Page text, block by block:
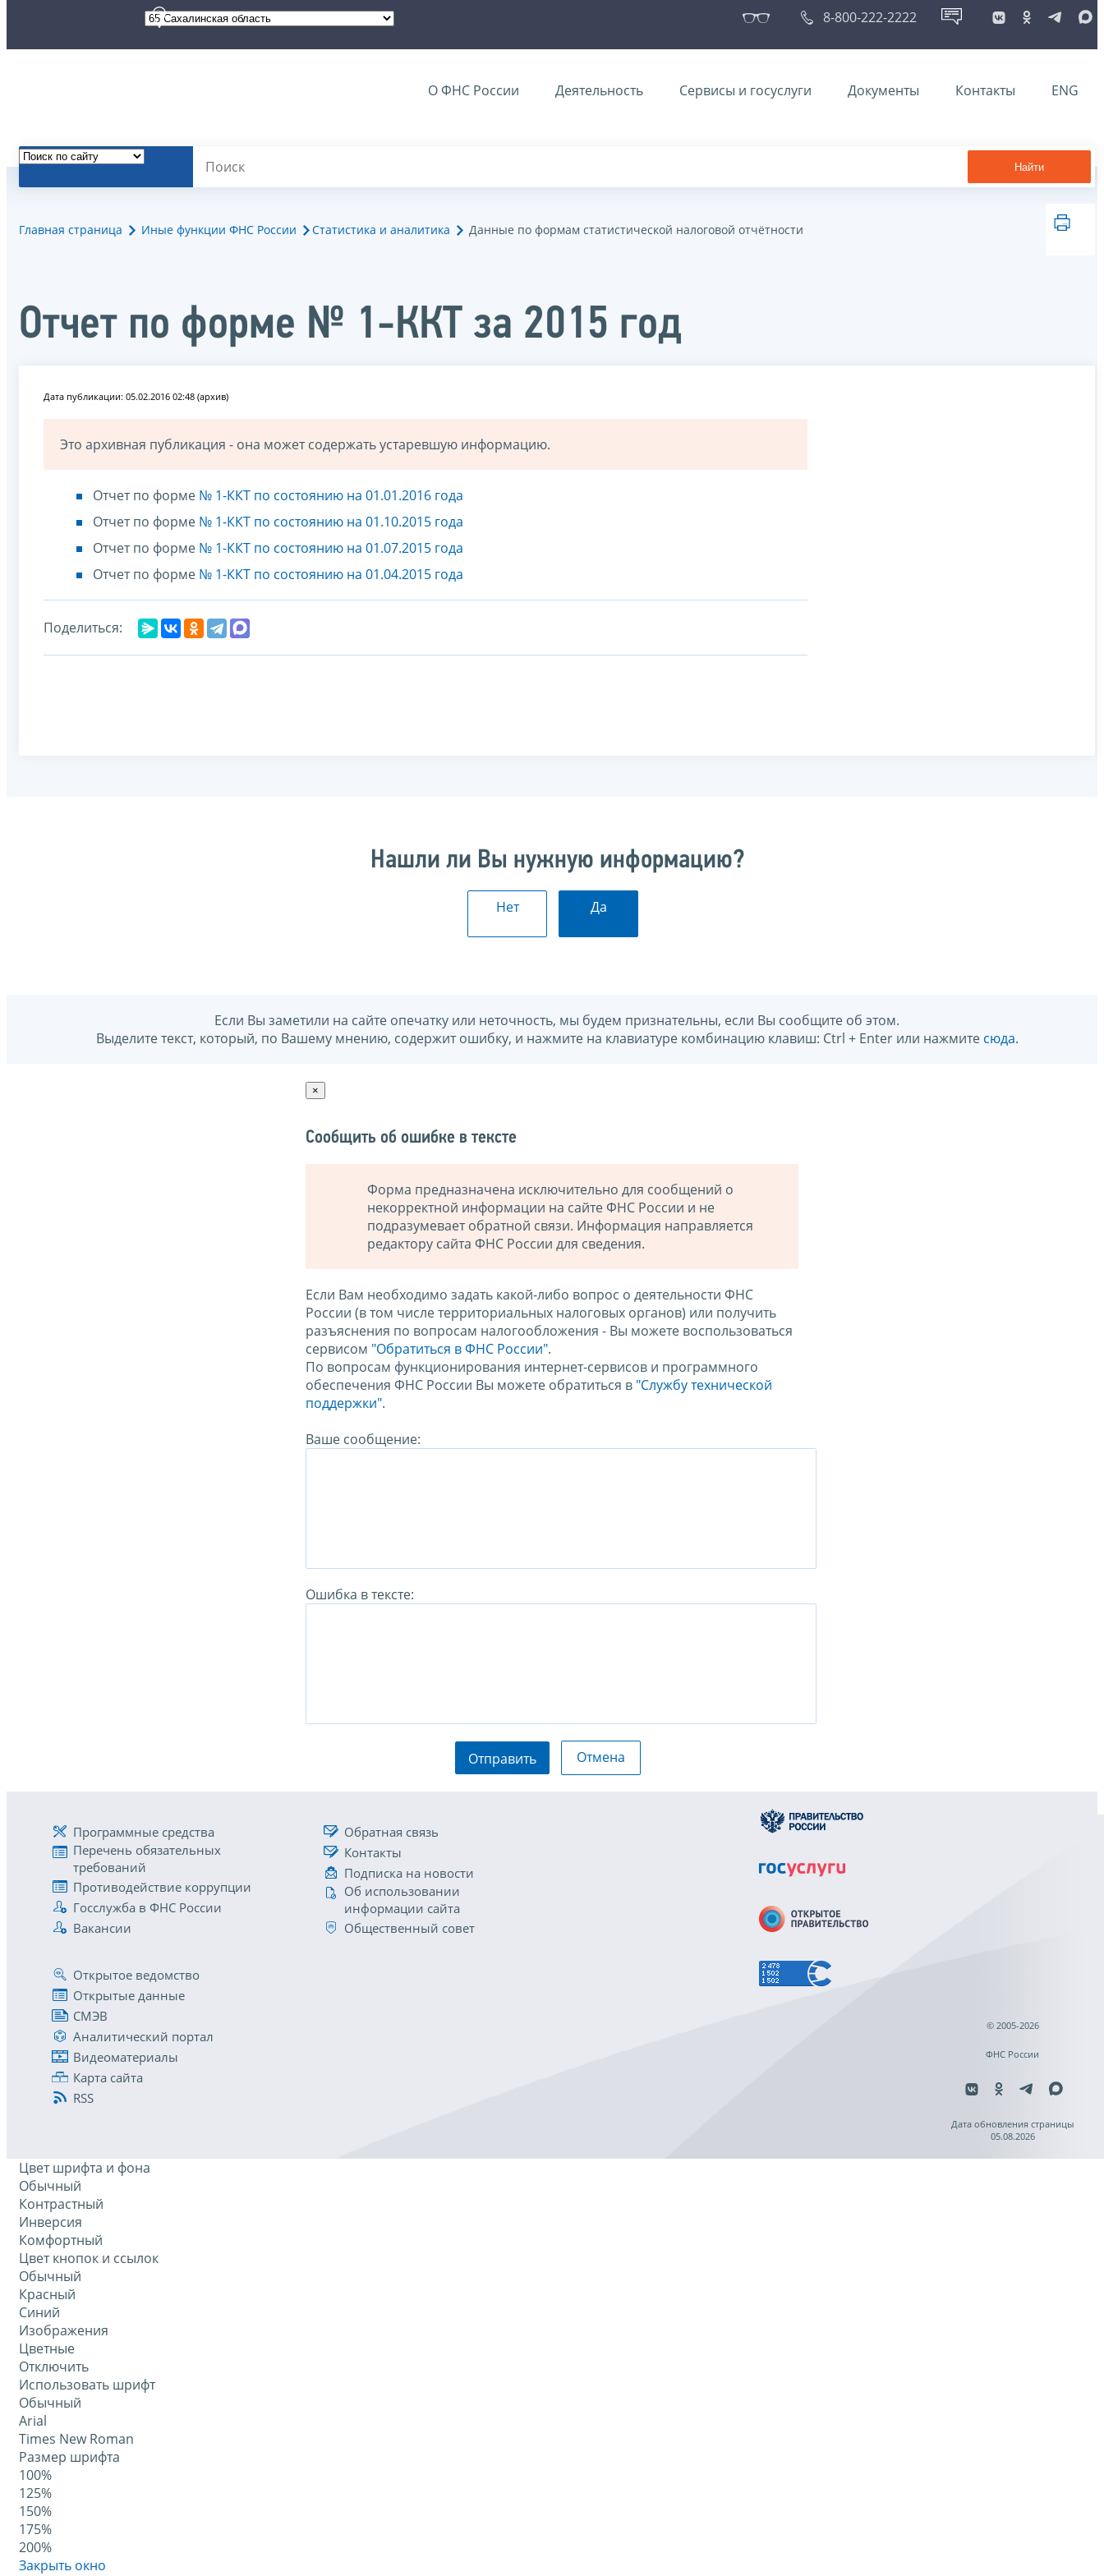
8-800-222-2222
О ФНС России Деятельность Сервисы и госуслуги Документы Контакты ENG
Найти
Главная страница Иные функции ФНС России Статистика и аналитика Данные по формам статистической налоговой отчётности
Отчет по форме № 1-ККТ за 2015 год
Дата публикации: 05.02.2016 02:48 (архив)
Это архивная публикация - она может содержать устаревшую информацию.
Отчет по форме № 1-ККТ по состоянию на 01.01.2016 года
Отчет по форме № 1-ККТ по состоянию на 01.10.2015 года
Отчет по форме № 1-ККТ по состоянию на 01.07.2015 года
Отчет по форме № 1-ККТ по состоянию на 01.04.2015 года
Поделиться:
Нашли ли Вы нужную информацию?
Нет Да
Если Вы заметили на сайте опечатку или неточность, мы будем признательны, если Вы сообщите об этом.
Выделите текст, который, по Вашему мнению, содержит ошибку, и нажмите на клавиатуре комбинацию клавиш: Ctrl + Enter или нажмите сюда.
×
Сообщить об ошибке в тексте
Форма предназначена исключительно для сообщений о
некорректной информации на сайте ФНС России и не
подразумевает обратной связи. Информация направляется
редактору сайта ФНС России для сведения.
Если Вам необходимо задать какой-либо вопрос о деятельности ФНС
России (в том числе территориальных налоговых органов) или получить
разъяснения по вопросам налогообложения - Вы можете воспользоваться
сервисом "Обратиться в ФНС России".
По вопросам функционирования интернет-сервисов и программного
обеспечения ФНС России Вы можете обратиться в "Службу технической
поддержки".
Ваше сообщение:
Ошибка в тексте:
Отправить Отмена
Программные средства
Перечень обязательных
требований
Противодействие коррупции
Госслужба в ФНС России
Вакансии
Обратная связь
Контакты
Подписка на новости
Об использовании
информации сайта
Общественный совет
Открытое ведомство
Открытые данные
СМЭВ
Аналитический портал
Видеоматериалы
Карта сайта
RSS
© 2005-2026
ФНС России
Дата обновления страницы
05.08.2026
Цвет шрифта и фона
Обычный
Контрастный
Инверсия
Комфортный
Цвет кнопок и ссылок
Обычный
Красный
Синий
Изображения
Цветные
Отключить
Использовать шрифт
Обычный
Arial
Times New Roman
Размер шрифта
100%
125%
150%
175%
200%
Закрыть окно